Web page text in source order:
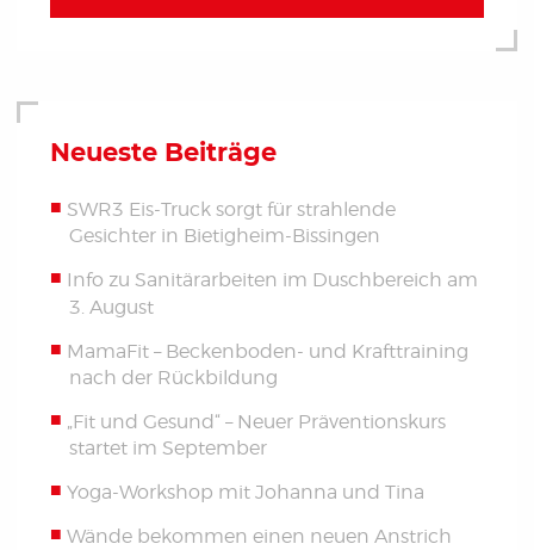
Neueste Beiträge
SWR3 Eis-Truck sorgt für strahlende
Gesichter in Bietigheim-Bissingen
Info zu Sanitärarbeiten im Duschbereich am
3. August
MamaFit – Beckenboden- und Krafttraining
nach der Rückbildung
„Fit und Gesund“ – Neuer Präventionskurs
startet im September
Yoga-Workshop mit Johanna und Tina
Wände bekommen einen neuen Anstrich